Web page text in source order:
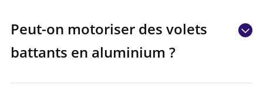
Peut-on motoriser des volets
battants en aluminium ?